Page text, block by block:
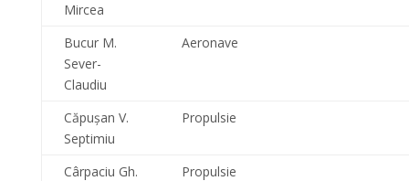
Mircea
Bucur M.
Sever-
Claudiu
Aeronave
Căpuşan V.
Septimiu
Propulsie
Cârpaciu Gh.
Propulsie